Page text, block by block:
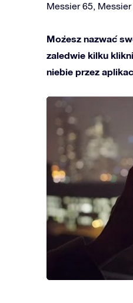
Messier 65,
Możesz nazwać
zaledwie kilku
niebie przez